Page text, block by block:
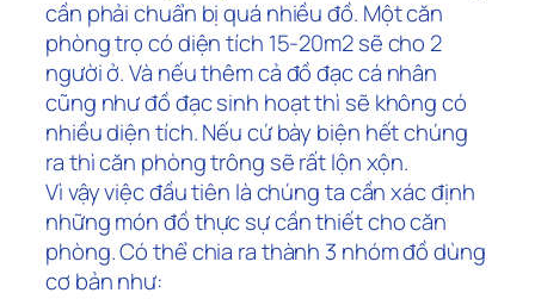
cần phải chuẩn bị quá nhiều đồ. Một căn
phòng trọ có diện tích 15-20m2 sẽ cho 2
người ở. Và nếu thêm cả đồ đạc cá nhân
cũng như đồ đạc sinh hoạt thì sẽ không có
nhiều diện tích. Nếu cứ bày biện hết chúng
ra thì căn phòng trông sẽ rất lộn xộn.
Vì vậy việc đầu tiên là chúng ta cần xác định
những món đồ thực sự cần thiết cho căn
phòng. Có thể chia ra thành 3 nhóm đồ dùng
cơ bản như: